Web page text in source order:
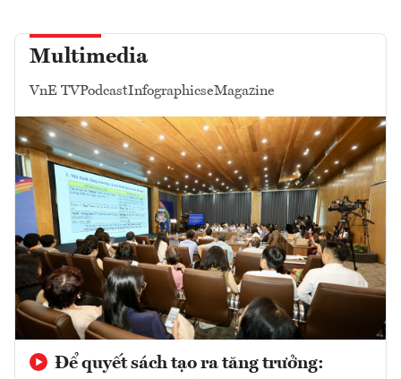
Multimedia
VnE TVPodcastInfographicseMagazine
Để quyết sách tạo ra tăng trưởng: